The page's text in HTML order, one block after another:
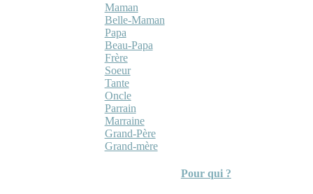
Maman
Belle-Maman
Papa
Beau-Papa
Frère
Soeur
Tante
Oncle
Parrain
Marraine
Grand-Père
Grand-mère
Pour qui ?